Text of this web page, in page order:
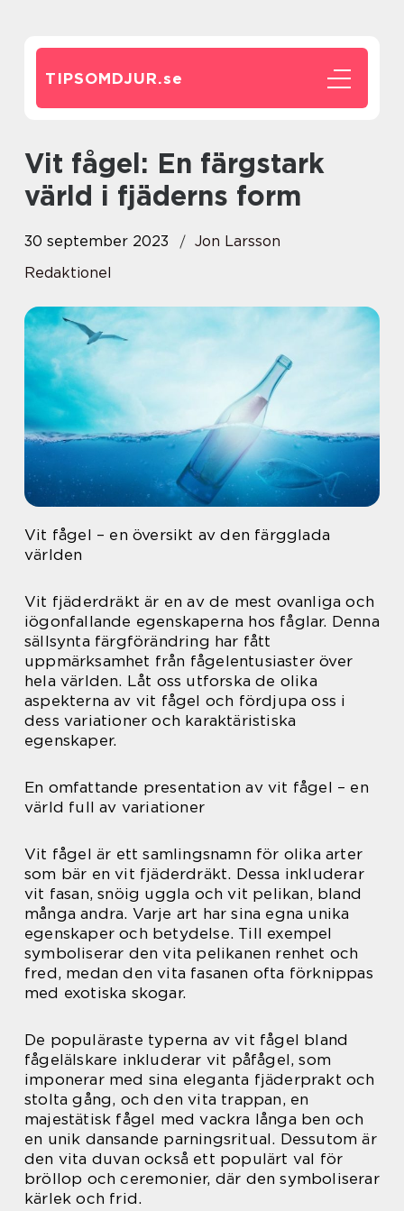
TIPSOMDJUR.se
Vit fågel: En färgstark
värld i fjäderns form
30 september 2023
Jon Larsson
Redaktionel
Vit fågel – en översikt av den färgglada
världen
Vit fjäderdräkt är en av de mest ovanliga och
iögonfallande egenskaperna hos fåglar. Denna
sällsynta färgförändring har fått
uppmärksamhet från fågelentusiaster över
hela världen. Låt oss utforska de olika
aspekterna av vit fågel och fördjupa oss i
dess variationer och karaktäristiska
egenskaper.
En omfattande presentation av vit fågel – en
värld full av variationer
Vit fågel är ett samlingsnamn för olika arter
som bär en vit fjäderdräkt. Dessa inkluderar
vit fasan, snöig uggla och vit pelikan, bland
många andra. Varje art har sina egna unika
egenskaper och betydelse. Till exempel
symboliserar den vita pelikanen renhet och
fred, medan den vita fasanen ofta förknippas
med exotiska skogar.
De populäraste typerna av vit fågel bland
fågelälskare inkluderar vit påfågel, som
imponerar med sina eleganta fjäderprakt och
stolta gång, och den vita trappan, en
majestätisk fågel med vackra långa ben och
en unik dansande parningsritual. Dessutom är
den vita duvan också ett populärt val för
bröllop och ceremonier, där den symboliserar
kärlek och frid.